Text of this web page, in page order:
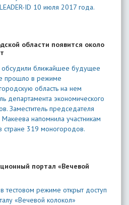
ID 10 июля 2017 года.
области появится около
обсудили ближайшее будущее
прошло в режиме
область на нем
департамента экономического
Заместитель председателя
напомнила участникам
стране 319 моногородов.
портал «Вечевой
тестовом режиме открыт доступ
«Вечевой колокол»